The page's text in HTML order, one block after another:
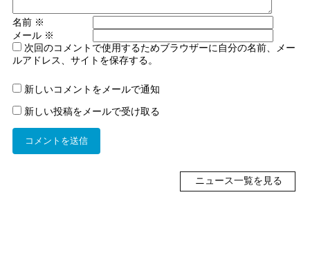
名前 ※
メール ※
次回のコメントで使用するためブラウザーに自分の名前、メー
ルアドレス、サイトを保存する。
新しいコメントをメールで通知
新しい投稿をメールで受け取る
ニュース一覧を見る